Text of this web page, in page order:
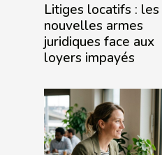
Litiges locatifs : les
nouvelles armes
juridiques face aux
loyers impayés